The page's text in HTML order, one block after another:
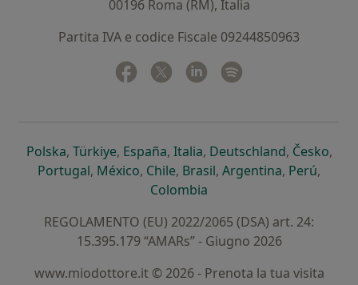
00196 Roma (RM), Italia
Partita IVA e codice Fiscale 09244850963
Facebook
si apre in una nuova scheda
Twitter
si apre in una nuova scheda
Linkedin
si apre in una nuova
Polskasi apre in una nuova scheda
, Türkiyesi apre in una nuova scheda
, Españasi apre in una nuova scheda
, Italiasi apre in una nuova
, Deutschlandsi apre in
, Českosi
,
Portugalsi apre in una nuova scheda
, Méxicosi apre in una nuova scheda
, Chilesi apre in una nuova scheda
, Brasilsi apre in una nuova
, Argentinasi apre in
, Perúsi
,
Colombia
REGOLAMENTO (EU) 2022/2065 (DSA) art. 24:
15.395.179 “AMARs” - Giugno 2026
www.miodottore.it © 2026 - Prenota la tua visita